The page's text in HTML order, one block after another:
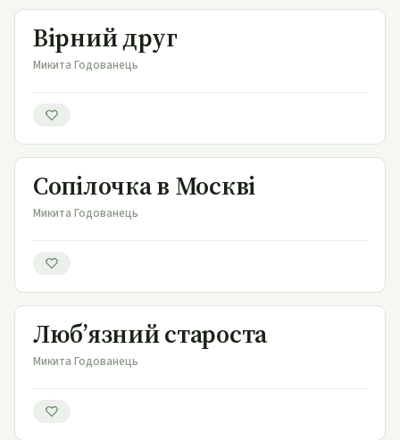
Вірний друг
Вірний друг
Микита Годованець
Сопілочка в Москві
Сопілочка в Москві
Микита Годованець
Люб’язний староста
Люб’язний староста
Микита Годованець